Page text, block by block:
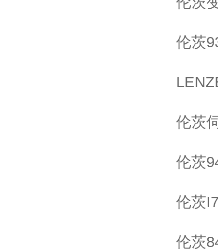
伦茨
LENZE
伦茨伺
伦茨
伦茨
伦茨